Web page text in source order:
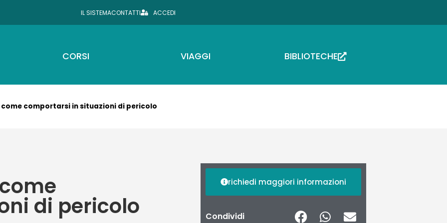
IL SISTEMACONTATTI ACCEDI
CORSI VIAGGI BIBLIOTECHE
come comportarsi in situazioni di pericolo
come
di pericolo
richiedi maggiori informazioni
Condividi